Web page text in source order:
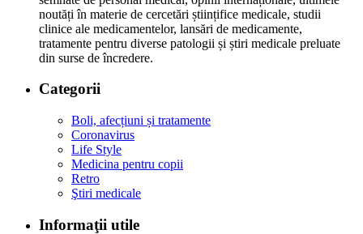
noutăți în materie de cercetări științifice medicale, studii
clinice ale medicamentelor, lansări de medicamente,
tratamente pentru diverse patologii și știri medicale preluate
din surse de încredere.
Categorii
Boli, afecțiuni și tratamente
Coronavirus
Life Style
Medicina pentru copii
Retro
Ştiri medicale
Informaţii utile